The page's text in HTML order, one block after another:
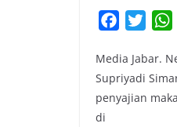
c
e
b
i
t
t
t
s
Media Jabar.
Supriyadi
penyajian
di